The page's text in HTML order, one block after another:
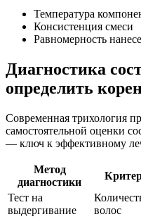
Температура
Консистенция смеси
Равномерность
Диагностика
определить
Современная трихология
самостоятельной оценки
— ключ к эффективному
Метод
диагностики
Тест на
выдергивание
волос